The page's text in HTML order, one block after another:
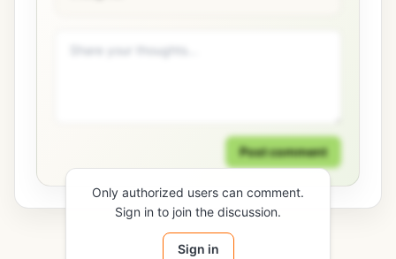
Post comment
Only authorized users can comment.
Sign in to join the discussion.
Sign in